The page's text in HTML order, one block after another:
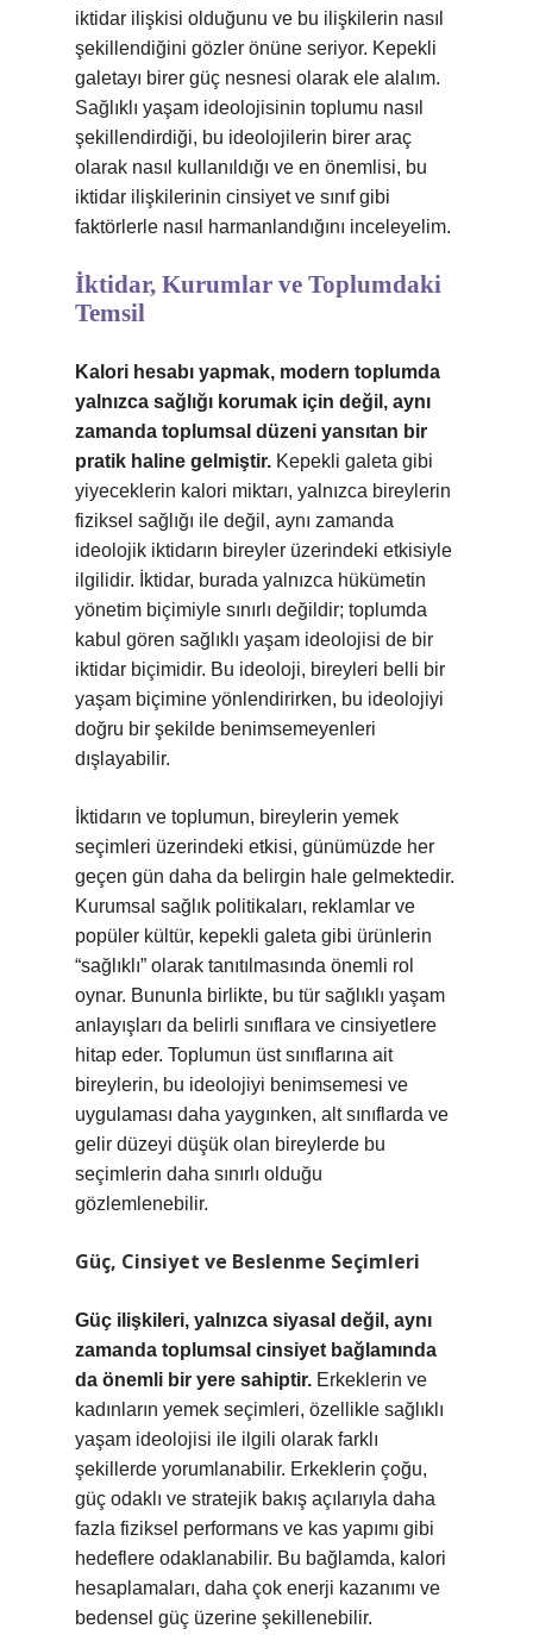
iktidar ilişkisi olduğunu ve bu ilişkilerin nasıl
şekillendiğini gözler önüne seriyor. Kepekli
galetayı birer güç nesnesi olarak ele alalım.
Sağlıklı yaşam ideolojisinin toplumu nasıl
şekillendirdiği, bu ideolojilerin birer araç
olarak nasıl kullanıldığı ve en önemlisi, bu
iktidar ilişkilerinin cinsiyet ve sınıf gibi
faktörlerle nasıl harmanlandığını inceleyelim.
İktidar, Kurumlar ve Toplumdaki
Temsil
Kalori hesabı yapmak, modern toplumda
yalnızca sağlığı korumak için değil, aynı
zamanda toplumsal düzeni yansıtan bir
pratik haline gelmiştir. Kepekli galeta gibi
yiyeceklerin kalori miktarı, yalnızca bireylerin
fiziksel sağlığı ile değil, aynı zamanda
ideolojik iktidarın bireyler üzerindeki etkisiyle
ilgilidir. İktidar, burada yalnızca hükümetin
yönetim biçimiyle sınırlı değildir; toplumda
kabul gören sağlıklı yaşam ideolojisi de bir
iktidar biçimidir. Bu ideoloji, bireyleri belli bir
yaşam biçimine yönlendirirken, bu ideolojiyi
doğru bir şekilde benimsemeyenleri
dışlayabilir.
İktidarın ve toplumun, bireylerin yemek
seçimleri üzerindeki etkisi, günümüzde her
geçen gün daha da belirgin hale gelmektedir.
Kurumsal sağlık politikaları, reklamlar ve
popüler kültür, kepekli galeta gibi ürünlerin
“sağlıklı” olarak tanıtılmasında önemli rol
oynar. Bununla birlikte, bu tür sağlıklı yaşam
anlayışları da belirli sınıflara ve cinsiyetlere
hitap eder. Toplumun üst sınıflarına ait
bireylerin, bu ideolojiyi benimsemesi ve
uygulaması daha yaygınken, alt sınıflarda ve
gelir düzeyi düşük olan bireylerde bu
seçimlerin daha sınırlı olduğu
gözlemlenebilir.
Güç, Cinsiyet ve Beslenme Seçimleri
Güç ilişkileri, yalnızca siyasal değil, aynı
zamanda toplumsal cinsiyet bağlamında
da önemli bir yere sahiptir. Erkeklerin ve
kadınların yemek seçimleri, özellikle sağlıklı
yaşam ideolojisi ile ilgili olarak farklı
şekillerde yorumlanabilir. Erkeklerin çoğu,
güç odaklı ve stratejik bakış açılarıyla daha
fazla fiziksel performans ve kas yapımı gibi
hedeflere odaklanabilir. Bu bağlamda, kalori
hesaplamaları, daha çok enerji kazanımı ve
bedensel güç üzerine şekillenebilir.